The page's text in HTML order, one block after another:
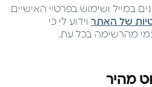
במייל ושימוש בפרטיי האישיים
של האתר וידוע לי כי
מהרשימה בכל עת.
מהיר